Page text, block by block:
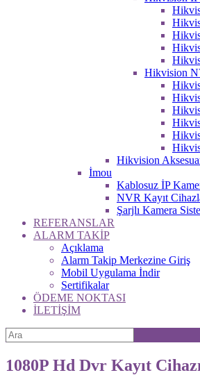
Hikvision
Hikvision
İmou
Kablosuz İP
NVR Kayıt
Şarjlı Kamera
REFERANSLAR
ALARM TAKİP
Açıklama
Alarm Takip Merkezine Giriş
Mobil Uygulama İndir
Sertifikalar
ÖDEME NOKTASI
İLETİŞİM
1080P Hd Dvr Kayıt